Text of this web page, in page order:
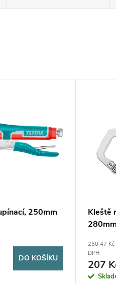
250mm
DO KOŠÍKU
Kleště
280mm
250,47 Kč
DPH
207